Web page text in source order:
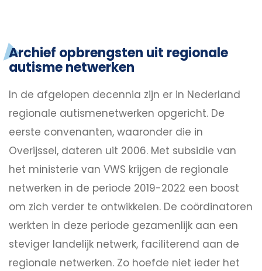
Archief opbrengsten uit regionale
autisme netwerken
In de afgelopen decennia zijn er in Nederland
regionale autismenetwerken opgericht. De
eerste convenanten, waaronder die in
Overijssel, dateren uit 2006. Met subsidie van
het ministerie van VWS krijgen de regionale
netwerken in de periode 2019-2022 een boost
om zich verder te ontwikkelen. De coördinatoren
werkten in deze periode gezamenlijk aan een
steviger landelijk netwerk, faciliterend aan de
regionale netwerken. Zo hoefde niet ieder het